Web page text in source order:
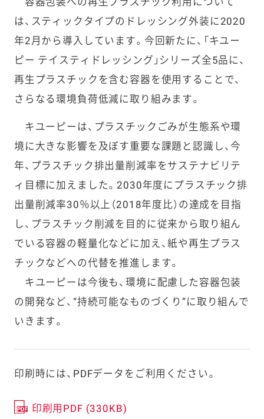
は、スティックタイプのドレッシング外装に2020
年2月から導入しています。今回新たに、「キユー
ピー テイスティドレッシング」シリーズ全5品に、
再生プラスチックを含む容器を使用することで、
さらなる環境負荷低減に取り組みます。
キユーピーは、プラスチックごみが生態系や環
境に大きな影響を及ぼす重要な課題と認識し、今
年、プラスチック排出量削減率をサステナビリテ
ィ目標に加えました。2030年度にプラスチック排
出量削減率30％以上（2018年度比）の達成を目指
し、プラスチック削減を目的に従来から取り組ん
でいる容器の軽量化などに加え、紙や再生プラス
チックなどへの代替を推進します。
キユーピーは今後も、環境に配慮した容器包装
の開発など、“持続可能なものづくり”に取り組んで
いきます。
印刷時には、PDFデータをご利用ください。
印刷用PDF (330KB)